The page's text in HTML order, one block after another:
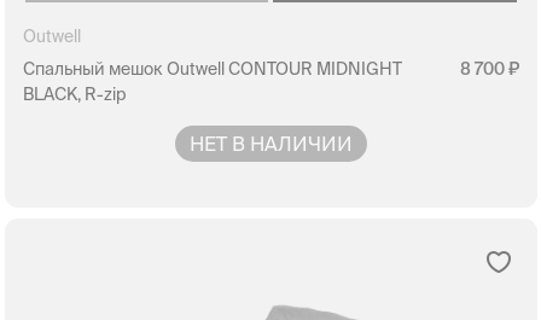
Outwell
Спальный мешок Outwell CONTOUR MIDNIGHT
BLACK, R-zip
8 700
НЕТ В НАЛИЧИИ